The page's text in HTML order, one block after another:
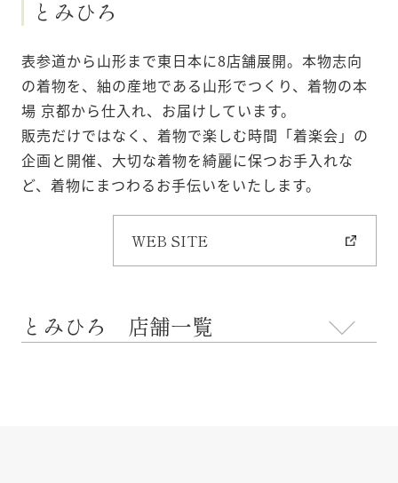
とみひろ
表参道から山形まで東日本に8店舗展開。本物志向
の着物を、紬の産地である山形でつくり、着物の本
場 京都から仕入れ、お届けしています。
販売だけではなく、着物で楽しむ時間「着楽会」の
企画と開催、大切な着物を綺麗に保つお手入れな
ど、着物にまつわるお手伝いをいたします。
WEB SITE
とみひろ 店舗一覧